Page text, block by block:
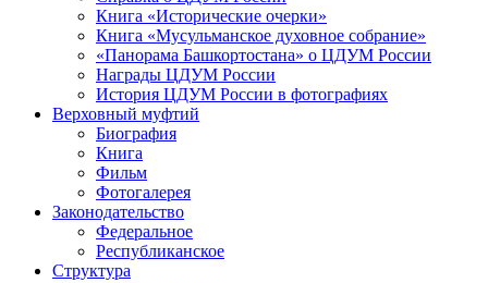
Книга «Исторические очерки»
Книга «Мусульманское духовное собрание»
«Панорама Башкортостана» о ЦДУМ России
Награды ЦДУМ России
История ЦДУМ России в фотографиях
Верховный муфтий
Биография
Книга
Фильм
Фотогалерея
Законодательство
Федеральное
Республиканское
Структура